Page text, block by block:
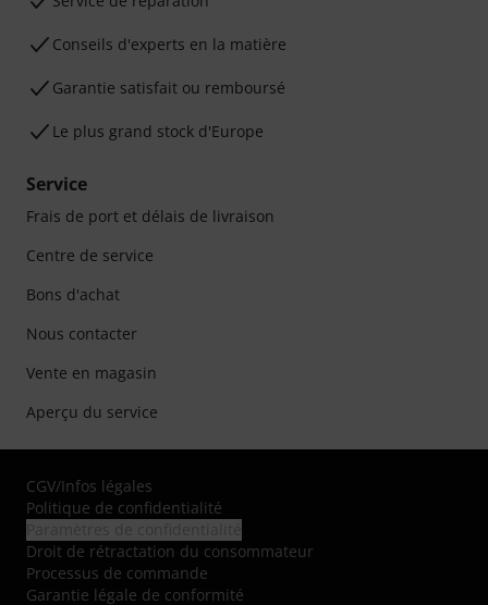
Conseils d'experts en la matière
Garantie satisfait ou remboursé
Le plus grand stock d'Europe
Service
Frais de port et délais de livraison
Centre de service
Bons d'achat
Nous contacter
Vente en magasin
Aperçu du service
CGV/Infos légales
Politique de confidentialité
Droit de rétractation du consommateur
Processus de commande
Garantie légale de conformité